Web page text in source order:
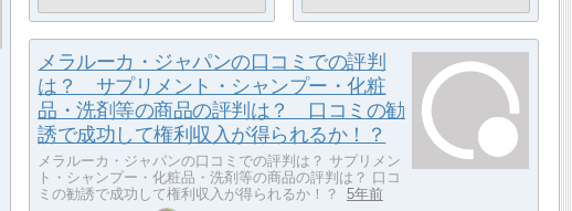
メラルーカ・ジャパンの口コミでの評判
は？ サプリメント・シャンプー・化粧
品・洗剤等の商品の評判は？ 口コミの勧
誘で成功して権利収入が得られるか！？
メラルーカ・ジャパンの口コミでの評判は？ サプリメン
ト・シャンプー・化粧品・洗剤等の商品の評判は？ 口コ
ミの勧誘で成功して権利収入が得られるか！？
5年前